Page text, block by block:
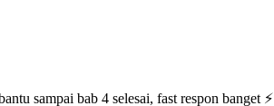
sampai bab 4 selesai, fast respon banget ⚡